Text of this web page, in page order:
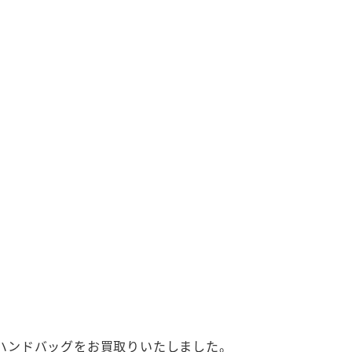
ドバッグをお買取りいたしました。